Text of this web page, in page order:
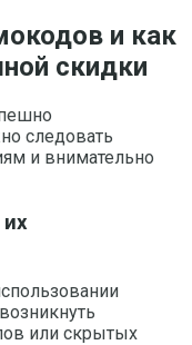
и как
скидки
следовать
и внимательно
или скрытых